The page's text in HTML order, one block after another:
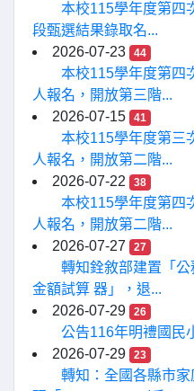
本校115學年度第四
段甄選結果錄取名...
2026-07-23
44
本校115學年度第四
人報名，開放第三階...
2026-07-15
41
本校115學年度第三
人報名，開放第二階...
2026-07-22
38
本校115學年度第四
人報名，開放第二階...
2026-07-27
27
轉知銓敘部建置「
金額試算 器」，退...
2026-07-29
26
公告116年明禮國民
2026-07-29
23
轉知：全國各縣市